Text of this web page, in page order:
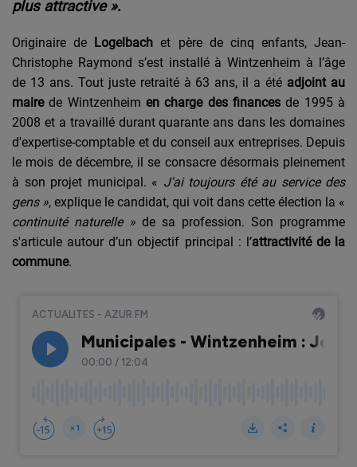
plus attractive».
Originaire de Logelbach et père de cinq enfants, Jean-
Christophe Raymond s’est installé à Wintzenheim à l’âge
de 13 ans. Tout juste retraité à 63 ans, il a été adjoint au
mairede Wintzenheim en charge des finances de 1995 à
2008 et a travaillé durant quarante ans dans les domaines
d'expertise-comptable et du conseil aux entreprises. Depuis
le mois de décembre, il se consacre désormais pleinement
à son projet municipal. « J'ai toujours été au service des
gens », explique le candidat, qui voit dans cette élection la «
continuité naturelle » de sa profession. Son programme
s'articule autour d’un objectif principal : l’attractivité de la
commune.